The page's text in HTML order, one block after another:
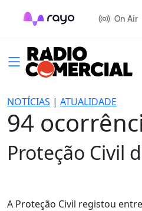
On Air
NOTÍCIAS | ATUALIDADE
94
Proteção Civil
A Proteção Civil registou